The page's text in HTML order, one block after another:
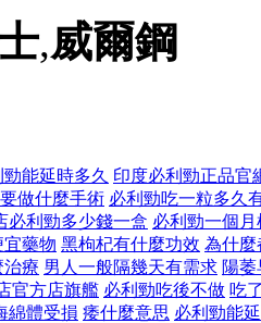
,威爾鋼
能延時多久 印度必利勁正品官
做什麼手術 必利勁吃一粒多久
必利勁多少錢一盒 必利勁一個月
藥物 黑枸杞有什麼功效 為什麼
治療 男人一般隔幾天有需求 陽
官方店旗艦 必利勁吃後不做 吃
綿體受損 痿什麼意思 必利勁能